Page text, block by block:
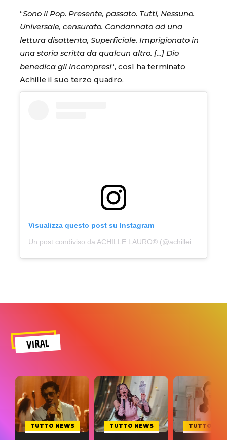
“Sono il Pop. Presente, passato. Tutti, Nessuno.
Universale, censurato. Condannato ad una
lettura disattenta, Superficiale. Imprigionato in
una storia scritta da qualcun altro. […] Dio
benedica gli incompresi“, così ha terminato
Achille il suo terzo quadro.
Visualizza questo post su Instagram
Un post condiviso da ACHILLE LAURO® (@achilleidol)
VIRAL
TUTTO NEWS TUTTO NEWS TUTTO